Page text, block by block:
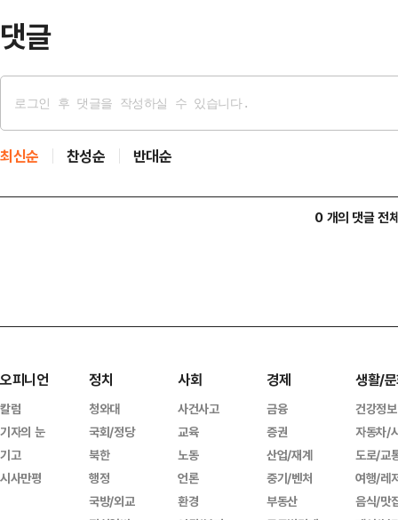
댓글
최신순 찬성순 반대순
0 개의 댓글 전
오피니언
칼럼
기자의 눈
기고
시사만평
정치
청와대
국회/정당
북한
행정
국방/외교
사회
사건사고
교육
노동
언론
환경
경제
금융
증권
산업/재계
중기/벤처
부동산
생활/
건강정보
자동차/
도로/교
여행/레
음식/맛